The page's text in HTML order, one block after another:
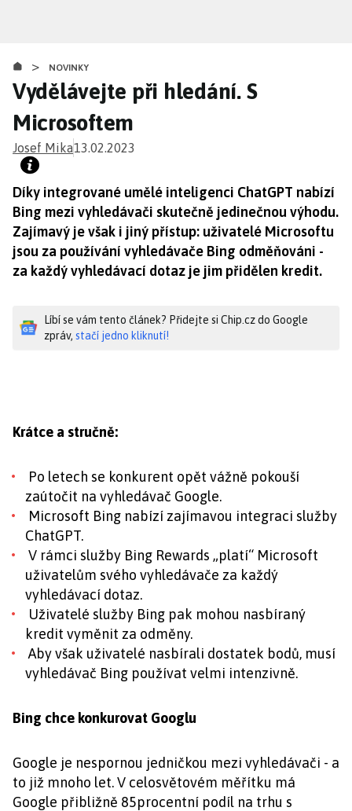
obsahu
> NOVINKY
Vydělávejte při hledání. S
Microsoftem
Josef Mika13.02.2023
Díky integrované umělé inteligenci ChatGPT nabízí
Bing mezi vyhledávači skutečně jedinečnou výhodu.
Zajímavý je však i jiný přístup: uživatelé Microsoftu
jsou za používání vyhledávače Bing odměňováni -
za každý vyhledávací dotaz je jim přidělen kredit.
Líbí se vám tento článek? Přidejte si Chip.cz do Google
zpráv, stačí jedno kliknutí!
Krátce a stručně:
Po letech se konkurent opět vážně pokouší
zaútočit na vyhledávač Google.
Microsoft Bing nabízí zajímavou integraci služby
ChatGPT.
V rámci služby Bing Rewards „platí“ Microsoft
uživatelům svého vyhledávače za každý
vyhledávací dotaz.
Uživatelé služby Bing pak mohou nasbíraný
kredit vyměnit za odměny.
Aby však uživatelé nasbírali dostatek bodů, musí
vyhledávač Bing používat velmi intenzivně.
Bing chce konkurovat Googlu
Google je nespornou jedničkou mezi vyhledávači - a
to již mnoho let. V celosvětovém měřítku má
Google přibližně 85procentní podíl na trhu s